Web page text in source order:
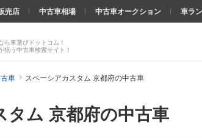
ム 京都府の中古車
ら車選びドットコム！
揃う中古車検索サイト！
売店 中古車相場 中古車オークション 車ラ
車 スペーシアカスタム 京都府の中古車